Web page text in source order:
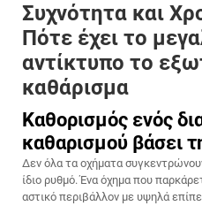
Συχνότητα και
Πότε έχει το
αντίκτυπο το
καθάρισμα
Καθορισμός ενός
καθαρισμού βάσει
Δεν όλα τα οχήματα
ίδιο ρυθμό. Ένα όχημα που
αστικό περιβάλλον με υψηλά